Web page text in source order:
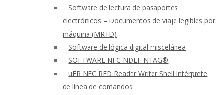
Software de lectura de pasaportes
electrónicos – Documentos de viaje legibles por
máquina (MRTD)
Software de lógica digital miscelánea
SOFTWARE NFC NDEF NTAG®
uFR NFC RFD Reader Writer Shell Intérprete
de línea de comandos